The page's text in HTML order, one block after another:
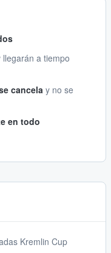
llegarán a tiempo
cancela y no se
en todo
Kremlin Cup